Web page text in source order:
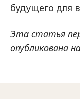
будущего для
Эта статья
опубликована